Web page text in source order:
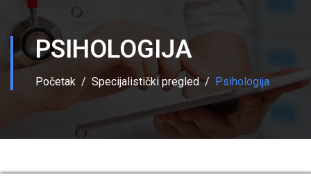
PSIHOLOGIJA
Početak Specijalistički pregled Psihologija